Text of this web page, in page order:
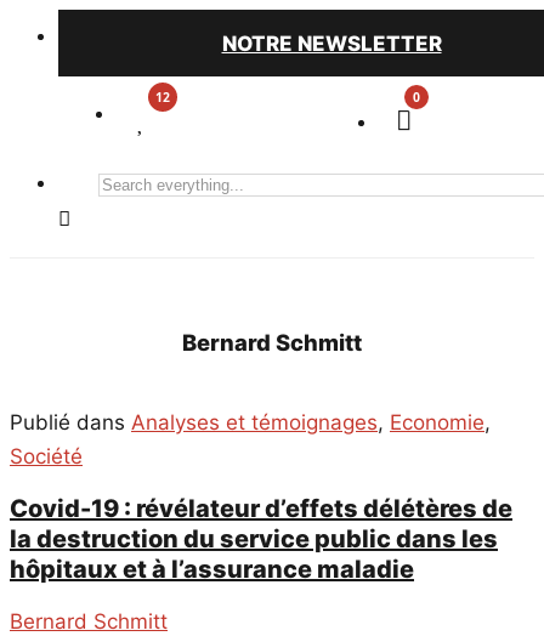
NOTRE NEWSLETTER
0
Search
Bernard Schmitt
Publié dans Analyses et témoignages, Economie,
Société
Covid-19 : révélateur d’effets délétères de
la destruction du service public dans les
hôpitaux et à l’assurance maladie
Bernard Schmitt